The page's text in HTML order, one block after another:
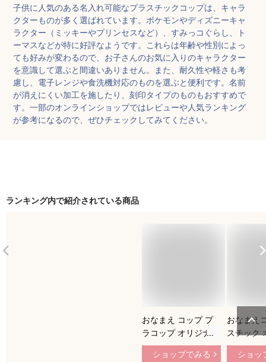
子供に人気のある名入れ可能なプラスチックコップは、キャラ
クターものが多く選ばれています。ポケモンやディズニーキャ
ラクター（ミッキーやプリンセスなど）、すみっコぐらし、ト
ーマスなどが特に好評なようです。これらは年齢や性別によっ
ても好みが変わるので、お子さんのお気に入りのキャラクター
を意識して選ぶと間違いありません。また、耐久性や軽さも考
慮し、電子レンジや食洗機対応のものを選ぶと便利です。名前
が消えにくい加工を施したり、刻印タイプのものもおすすめで
す。一部のオンラインショップではレビューや人気ランキング
が参考になるので、ぜひチェックしてみてください。
ランキング内で紹介されている商品
おなまえ コップ プ
ラコップ オリジナル
コップ 卒業 卒園 名
入コップ プレゼント
ショップでみる
おなまえ
スチック
コップ 卒
愛い ロ
ショッ